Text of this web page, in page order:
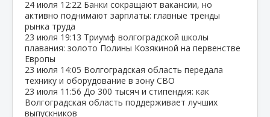
24 июля 12:22 Банки сокращают вакансии, но
активно поднимают зарплаты: главные тренды
рынка труда
23 июля 19:13 Триумф волгоградской школы
плавания: золото Полины Козякиной на первенстве
Европы
23 июля 14:05 Волгоградская область передала
технику и оборудование в зону СВО
23 июля 11:56 До 300 тысяч и стипендия: как
Волгоградская область поддерживает лучших
выпускников